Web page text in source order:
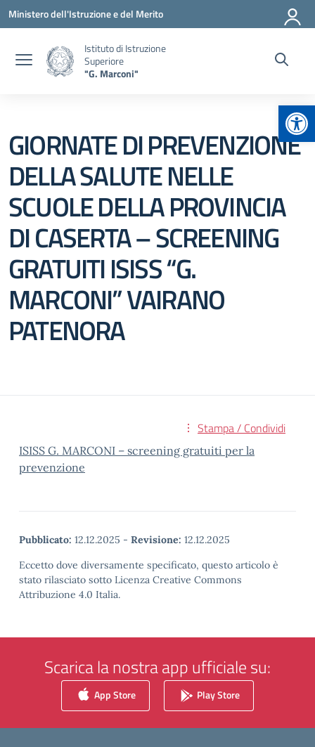
Vai ai contenuti
Vai al menu di navigazione
Vai al footer
Ministero dell'Istruzione e del Merito
Istituto di Istruzione
Superiore
"G. Marconi"
GIORNATE DI PREVENZIONE
DELLA SALUTE NELLE
SCUOLE DELLA PROVINCIA
DI CASERTA – SCREENING
GRATUITI ISISS “G.
MARCONI” VAIRANO
PATENORA
Stampa / Condividi
ISISS G. MARCONI – screening gratuiti per la
prevenzione
Pubblicato: 12.12.2025 - Revisione: 12.12.2025
Eccetto dove diversamente specificato, questo articolo è
stato rilasciato sotto Licenza Creative Commons
Attribuzione 4.0 Italia.
Scarica la nostra app ufficiale su:
App Store Play Store